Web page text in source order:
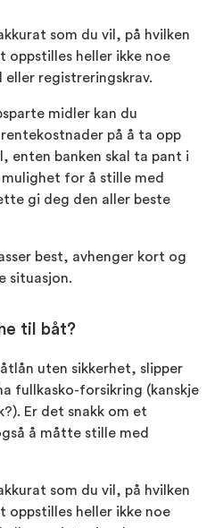
som du vil, på hvilken
oppstilles heller ikke noe
eller registreringskrav.
midler kan du
på å ta opp
enten banken skal ta pant i
for å stille med
gi deg den aller beste
best, avhenger kort og
situasjon.
til båt?
uten sikkerhet, slipper
fullkasko-forsikring (kanskje
Er det snakk om et
å måtte stille med
som du vil, på hvilken
oppstilles heller ikke noe